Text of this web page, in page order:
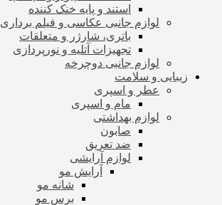
استند و پایه خنک کننده
لوازم جانبی عکاسی و فیلم برداری
باتری، شارژر و متعلقات
تجهیزات آتلیه و نورپردازی
لوازم جانبی دوچرخه
زیبایی و سلامت
عطر و اسپری
مام و اسپری
لوازم بهداشتی
صابون
ضد تعریق
لوازم آرایشی
آرایش مو
شانه مو
برس مو